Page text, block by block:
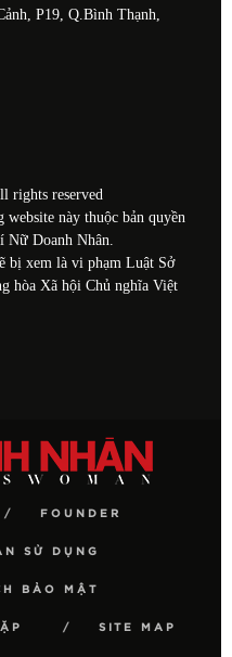
P19, Q.Bình Thạnh,
rights reserved
này thuộc bản quyền
Nữ Doanh Nhân.
bị xem là vi phạm Luật Sở
hòa Xã hội Chủ nghĩa Việt
FOUNDER
SỬ DỤNG
BẢO MẬT
SITE MAP